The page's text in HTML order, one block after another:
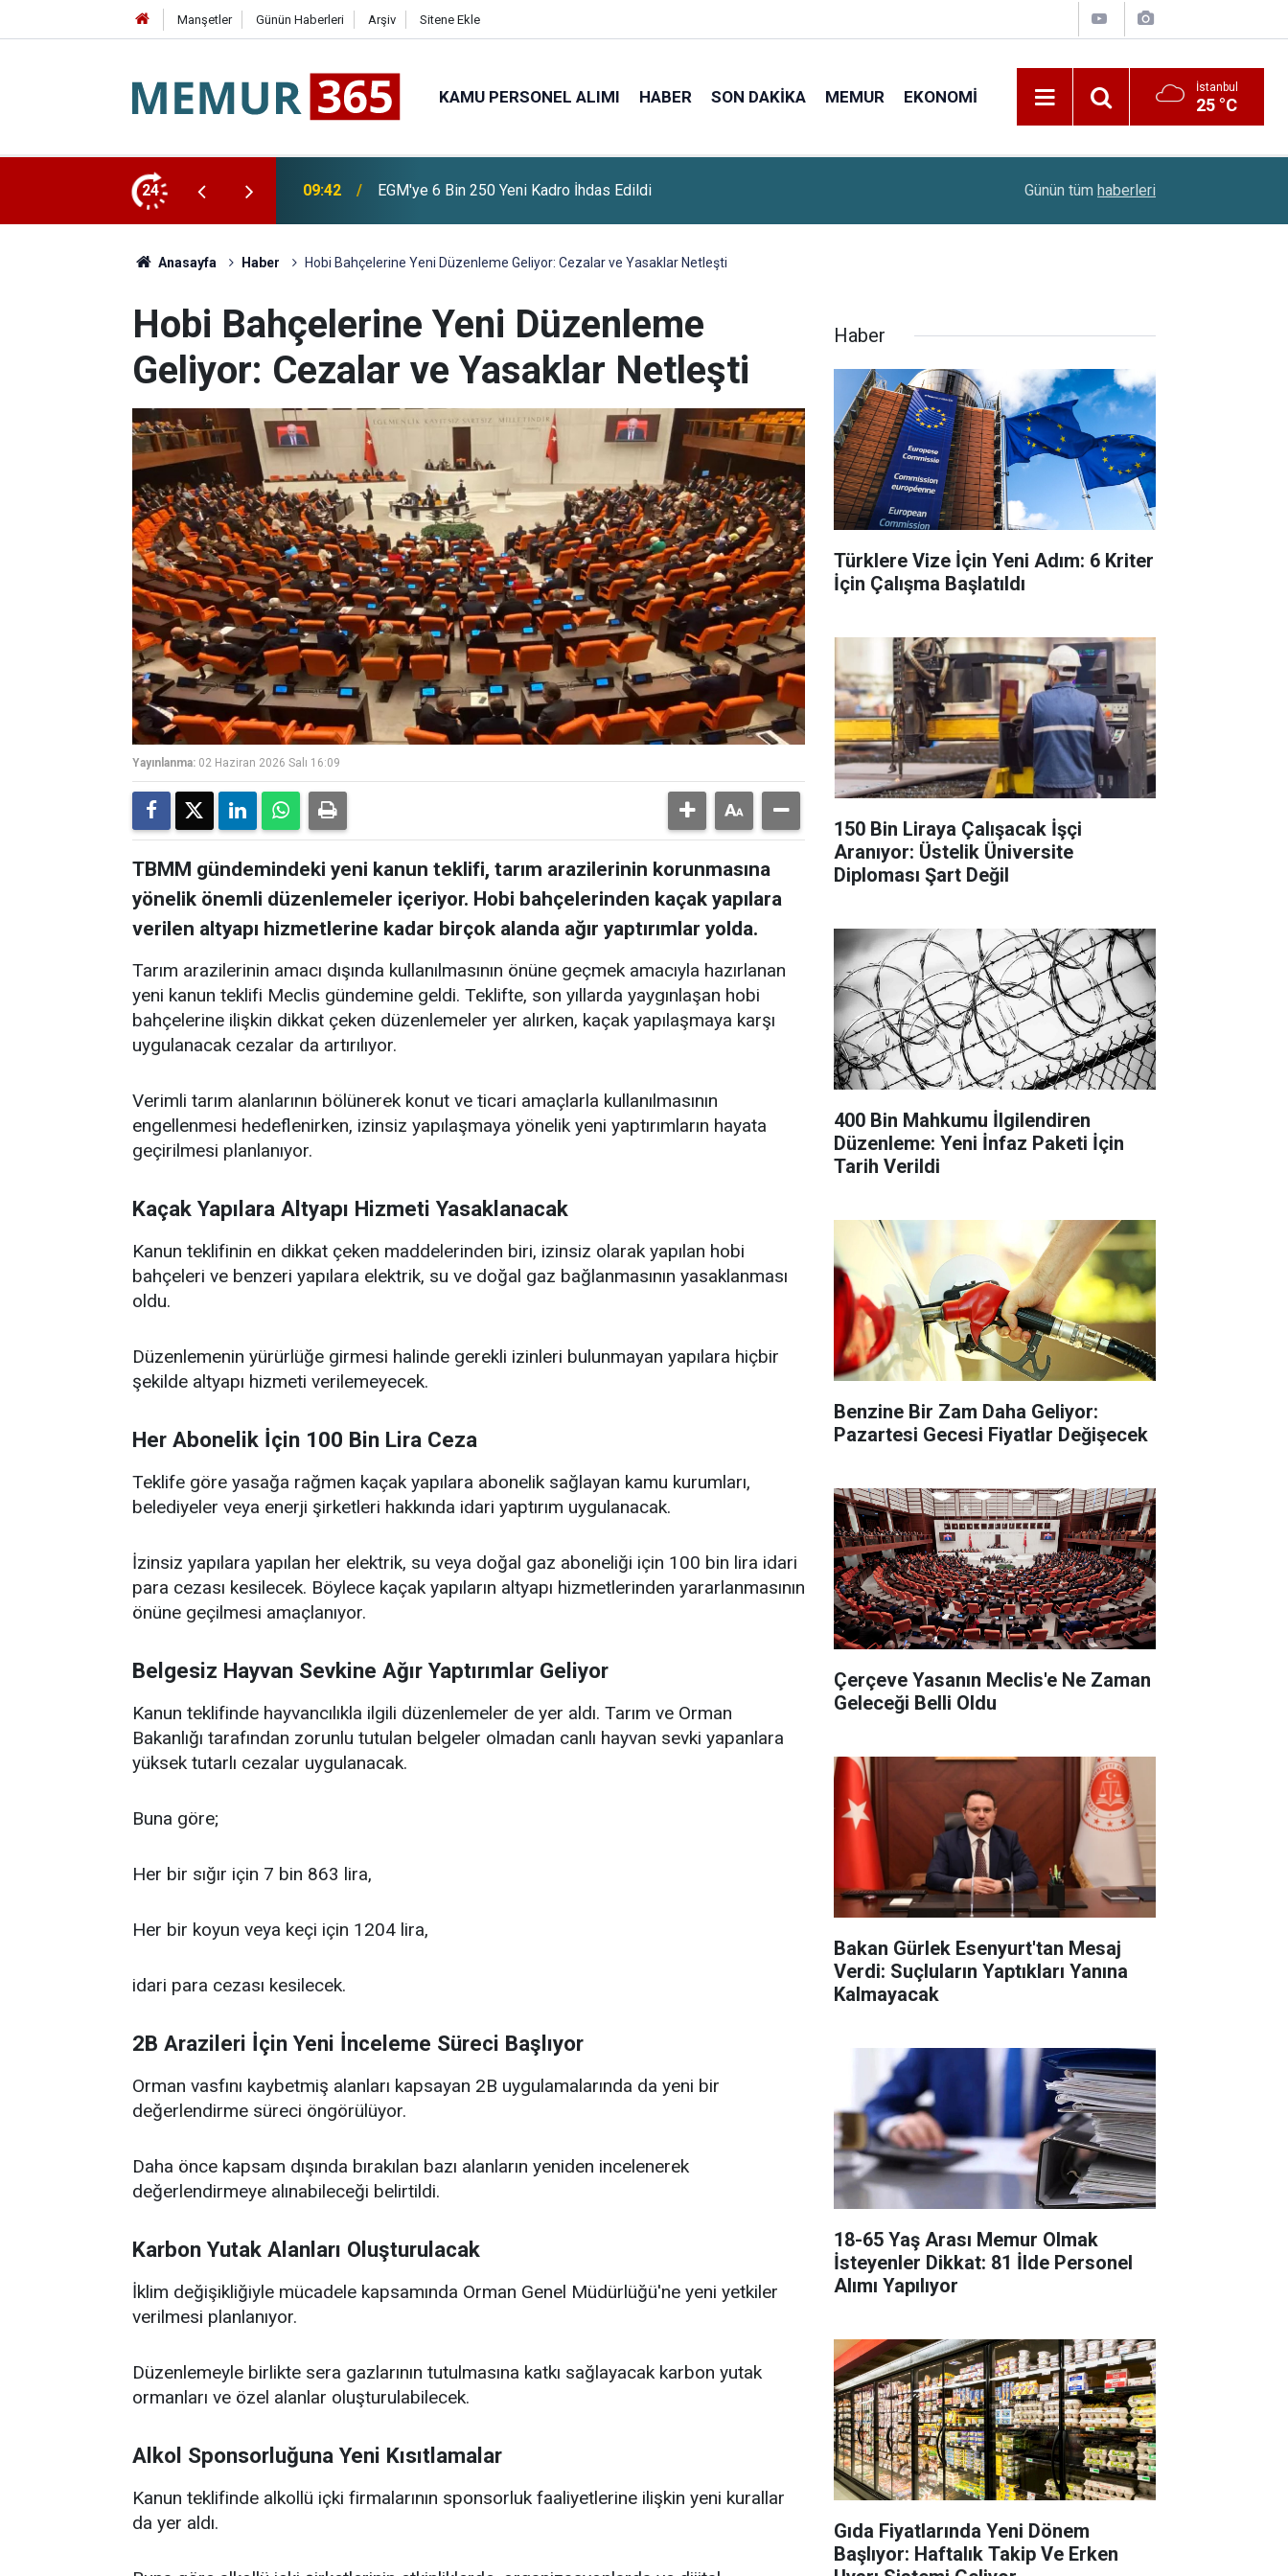
Manşetler Günün Haberleri Arşiv Sitene Ekle
KAMU PERSONEL ALIMI HABER SON DAKIKA MEMUR EKONOMI İstanbul
25 °C
24 09:15 TSE 129 En Az Ortaöğretim Mezunu Personel Alımı Yapacak Türklere Vize İçin Yeni Adım: 6 Kriter İçin
Günün tüm haberleri
Anasayfa Haber Hobi Bahçelerine Yeni Düzenleme Geliyor: Cezalar ve Yasaklar Netleşti
Hobi Bahçelerine Yeni Düzenleme
Geliyor: Cezalar ve Yasaklar Netleşti
Yayınlanma: 02 Haziran 2026 Salı 16:09
TBMM gündemindeki yeni kanun teklifi, tarım arazilerinin korunmasına
yönelik önemli düzenlemeler içeriyor. Hobi bahçelerinden kaçak yapılara
verilen altyapı hizmetlerine kadar birçok alanda ağır yaptırımlar yolda.
Tarım arazilerinin amacı dışında kullanılmasının önüne geçmek amacıyla hazırlanan
yeni kanun teklifi Meclis gündemine geldi. Teklifte, son yıllarda yaygınlaşan hobi
bahçelerine ilişkin dikkat çeken düzenlemeler yer alırken, kaçak yapılaşmaya karşı
uygulanacak cezalar da artırılıyor.
Verimli tarım alanlarının bölünerek konut ve ticari amaçlarla kullanılmasının
engellenmesi hedeflenirken, izinsiz yapılaşmaya yönelik yeni yaptırımların hayata
geçirilmesi planlanıyor.
Kaçak Yapılara Altyapı Hizmeti Yasaklanacak
Kanun teklifinin en dikkat çeken maddelerinden biri, izinsiz olarak yapılan hobi
bahçeleri ve benzeri yapılara elektrik, su ve doğal gaz bağlanmasının yasaklanması
oldu.
Düzenlemenin yürürlüğe girmesi halinde gerekli izinleri bulunmayan yapılara hiçbir
şekilde altyapı hizmeti verilemeyecek.
Her Abonelik İçin 100 Bin Lira Ceza
Teklife göre yasağa rağmen kaçak yapılara abonelik sağlayan kamu kurumları,
belediyeler veya enerji şirketleri hakkında idari yaptırım uygulanacak.
İzinsiz yapılara yapılan her elektrik, su veya doğal gaz aboneliği için 100 bin lira idari
para cezası kesilecek. Böylece kaçak yapıların altyapı hizmetlerinden yararlanmasının
önüne geçilmesi amaçlanıyor.
Belgesiz Hayvan Sevkine Ağır Yaptırımlar Geliyor
Kanun teklifinde hayvancılıkla ilgili düzenlemeler de yer aldı. Tarım ve Orman
Bakanlığı tarafından zorunlu tutulan belgeler olmadan canlı hayvan sevki yapanlara
yüksek tutarlı cezalar uygulanacak.
Buna göre;
Her bir sığır için 7 bin 863 lira,
Her bir koyun veya keçi için 1204 lira,
idari para cezası kesilecek.
2B Arazileri İçin Yeni İnceleme Süreci Başlıyor
Orman vasfını kaybetmiş alanları kapsayan 2B uygulamalarında da yeni bir
değerlendirme süreci öngörülüyor.
Daha önce kapsam dışında bırakılan bazı alanların yeniden incelenerek
değerlendirmeye alınabileceği belirtildi.
Karbon Yutak Alanları Oluşturulacak
İklim değişikliğiyle mücadele kapsamında Orman Genel Müdürlüğü'ne yeni yetkiler
verilmesi planlanıyor.
Düzenlemeyle birlikte sera gazlarının tutulmasına katkı sağlayacak karbon yutak
ormanları ve özel alanlar oluşturulabilecek.
Alkol Sponsorluğuna Yeni Kısıtlamalar
Kanun teklifinde alkollü içki firmalarının sponsorluk faaliyetlerine ilişkin yeni kurallar
da yer aldı.
Haber
Türklere Vize İçin Yeni Adım: 6 Kriter
İçin Çalışma Başlatıldı
150 Bin Liraya Çalışacak İşçi
Aranıyor: Üstelik Üniversite
Diploması Şart Değil
400 Bin Mahkumu İlgilendiren
Düzenleme: Yeni İnfaz Paketi İçin
Tarih Verildi
Benzine Bir Zam Daha Geliyor:
Pazartesi Gecesi Fiyatlar Değişecek
Çerçeve Yasanın Meclis'e Ne Zaman
Geleceği Belli Oldu
Bakan Gürlek Esenyurt'tan Mesaj
Verdi: Suçluların Yaptıkları Yanına
Kalmayacak
18-65 Yaş Arası Memur Olmak
İsteyenler Dikkat: 81 İlde Personel
Alımı Yapılıyor
Gıda Fiyatlarında Yeni Dönem
Başlıyor: Haftalık Takip Ve Erken